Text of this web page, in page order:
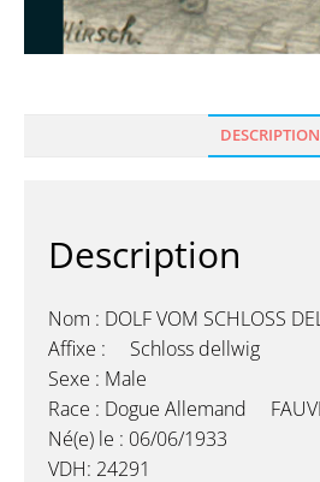
DESCRIPTION
Description
Nom : DOLF VOM SCHLOSS
Affixe : Schloss dellwig
Sexe : Male
Race : Dogue Allemand
Né(e) le : 06/06/1933
VDH: 24291